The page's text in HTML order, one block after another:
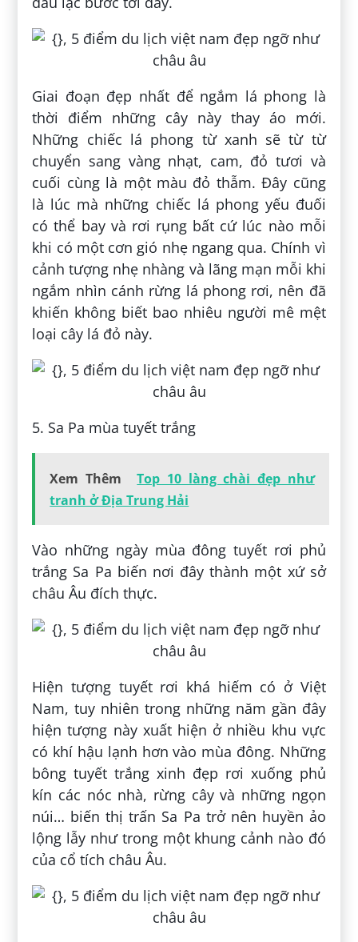
Giai đoạn đẹp nhất để ngắm lá phong là
thời điểm những cây này thay áo mới.
Những chiếc lá phong từ xanh sẽ từ từ
chuyển sang vàng nhạt, cam, đỏ tươi và
cuối cùng là một màu đỏ thẫm. Đây cũng
là lúc mà những chiếc lá phong yếu đuối
có thể bay và rơi rụng bất cứ lúc nào mỗi
khi có một cơn gió nhẹ ngang qua. Chính vì
cảnh tượng nhẹ nhàng và lãng mạn mỗi khi
ngắm nhìn cánh rừng lá phong rơi, nên đã
khiến không biết bao nhiêu người mê mệt
loại cây lá đỏ này.
5. Sa Pa mùa tuyết trắng
Xem Thêm
Top 10 làng chài đẹp như
tranh ở Địa Trung Hải
Vào những ngày mùa đông tuyết rơi phủ
trắng Sa Pa biến nơi đây thành một xứ sở
châu Âu đích thực.
Hiện tượng tuyết rơi khá hiếm có ở Việt
Nam, tuy nhiên trong những năm gần đây
hiện tượng này xuất hiện ở nhiều khu vực
có khí hậu lạnh hơn vào mùa đông. Những
bông tuyết trắng xinh đẹp rơi xuống phủ
kín các nóc nhà, rừng cây và những ngọn
núi… biến thị trấn Sa Pa trở nên huyền ảo
lộng lẫy như trong một khung cảnh nào đó
của cổ tích châu Âu.